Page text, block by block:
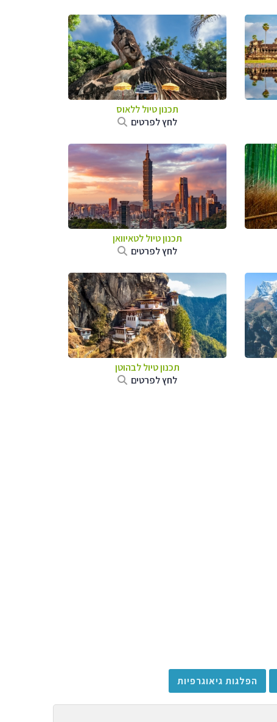
תכנון טיולללאוס
לחץ לפרטים
תכנון טיוללטאיוואן
לחץ לפרטים
תכנון טיול לבהוטן
לחץ לפרטים
הפלגות גיאוגרפיות